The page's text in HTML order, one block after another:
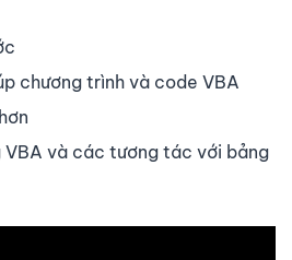
chương trình và code VBA
và các tương tác với bảng